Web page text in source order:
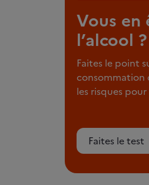
Vous en
l’alcool ?
Faites le point
consommation
les risques
Faites le test